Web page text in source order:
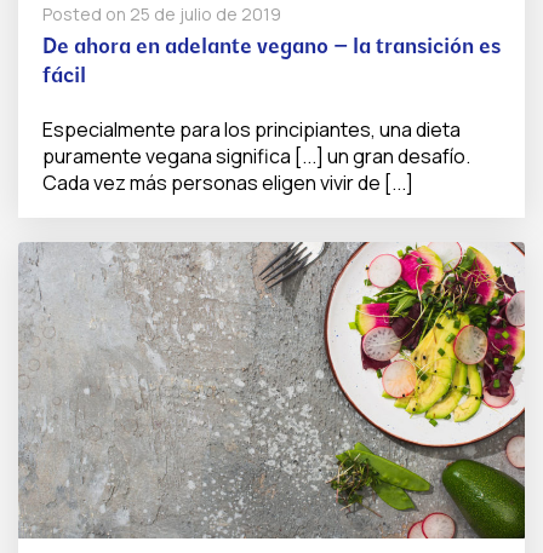
Posted on 25 de julio de 2019
De ahora en adelante vegano – la transición es
fácil
Especialmente para los principiantes, una dieta
puramente vegana significa [...] un gran desafío.
Cada vez más personas eligen vivir de [...]